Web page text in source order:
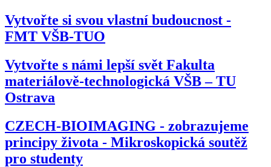
Vytvořte si svou vlastní budoucnost -
FMT VŠB-TUO
Vytvořte s námi lepší svět Fakulta
materiálově-technologická VŠB – TU
Ostrava
CZECH-BIOIMAGING - zobrazujeme
principy života - Mikroskopická soutěž
pro studenty